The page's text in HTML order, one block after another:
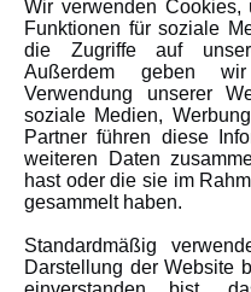
Karriere
Amewi Kataloge
MEHR VON
AMXRacing - Qualitäts
Malinos - Die kreative
Wir verwenden Cookies,
Funktionen für soziale
die Zugriffe auf
Außerdem geben
Verwendung unserer
soziale Medien,
Partner führen diese
weiteren Daten
hast oder die sie im
gesammelt haben.
Standardmäßig
Darstellung der Website